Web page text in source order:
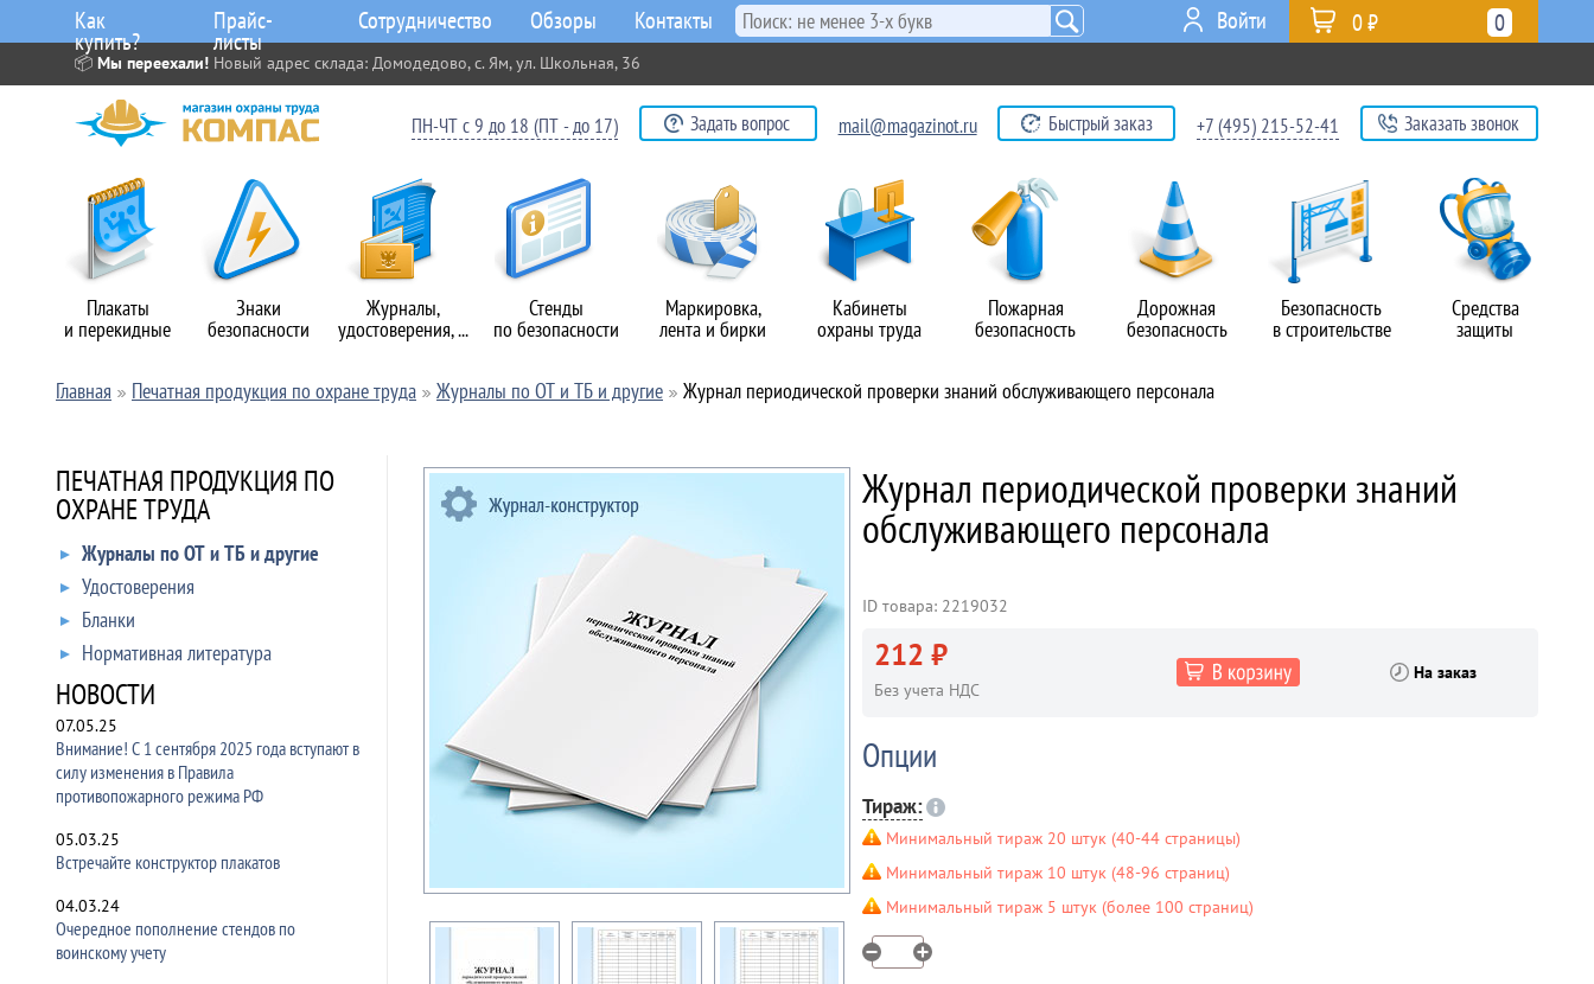
📦 Мы переехали! Новый адрес склада: Домодедово, с. Ям, ул. Школьная, 36
Плакаты
и перекидные
Знаки
безопасности
Журналы,
удостоверения, ...
Стенды
по безопасности
Маркировка,
лента и бирки
Кабинеты
охраны труда
Пожарная
безопасность
Дорожная
безопасность
Безопасность
в строительстве
Средства
защиты
Как
купить?
Прайс-
листы
Сотрудничество Обзоры Контакты 0
0 ₽
Войти
ПН-ЧТ с 9 до 18 (ПТ - до 17) Задать вопрос mail@magazinot.ru Быстрый заказ +7 (495) 215-52-41 Заказать звонок
Главная Печатная продукция по охране труда Журналы по ОТ и ТБ и другие Журнал периодической проверки знаний обслуживающего персонала
ПЕЧАТНАЯ ПРОДУКЦИЯ ПО
ОХРАНЕ ТРУДА
Журналы по ОТ и ТБ и другие
Удостоверения
Бланки
Нормативная литература
НОВОСТИ
07.05.25
Внимание! С 1 сентября 2025 года вступают в
силу изменения в Правила
противопожарного режима РФ
05.03.25
Встречайте конструктор плакатов
04.03.24
Очередное пополнение стендов по
воинскому учету
Журнал периодической проверки знаний
обслуживающего персонала
ID товара: 2219032
212 ₽
Без учета НДС
На заказ
Опции
Тираж:
Минимальный тираж 20 штук (40-44 страницы)
Минимальный тираж 10 штук (48-96 страниц)
Минимальный тираж 5 штук (более 100 страниц)